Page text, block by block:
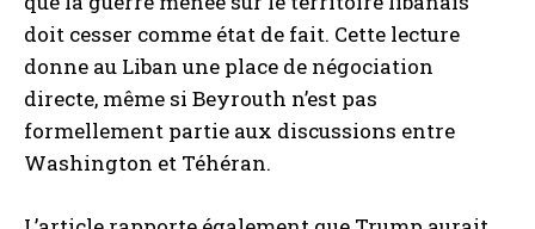
doit cesser comme état de fait. Cette lecture
donne au Liban une place de négociation
directe, même si Beyrouth n’est pas
formellement partie aux discussions entre
Washington et Téhéran.